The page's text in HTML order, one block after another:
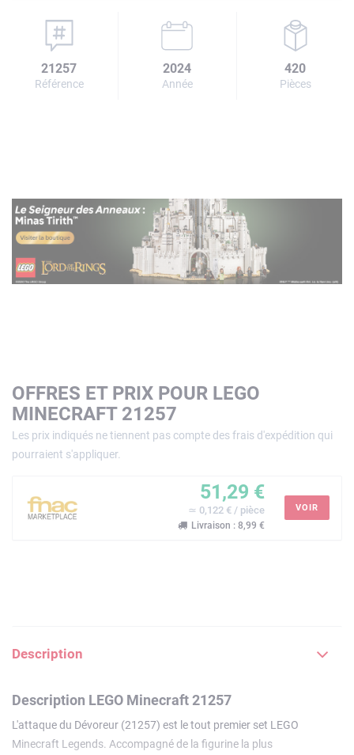
21257
Référence
2024
Année
420
Pièces
OFFRES ET PRIX POUR LEGO
MINECRAFT 21257
Les prix indiqués ne tiennent pas compte des frais d'expédition qui
pourraient s'appliquer.
51,29 €
≃ 0,122 € / pièce
Livraison : 8,99 €
VOIR
Description
Description LEGO Minecraft 21257
L'attaque du Dévoreur (21257) est le tout premier set LEGO
Minecraft Legends. Accompagné de la figurine la plus